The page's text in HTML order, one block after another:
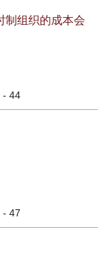
组织的成本会
- 44
- 47